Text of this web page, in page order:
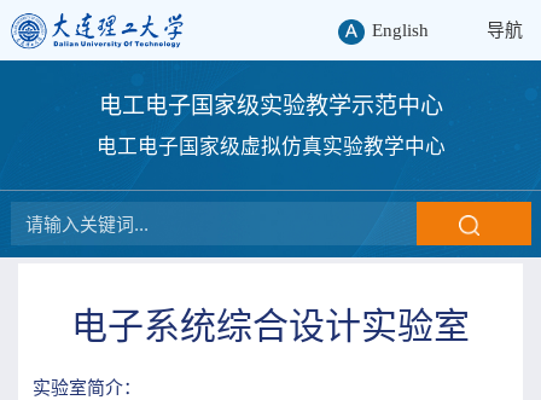
English 导航
电工电子国家级实验教学示范中心
电工电子国家级虚拟仿真实验教学中心
电子系统综合设计实验室
实验室简介：